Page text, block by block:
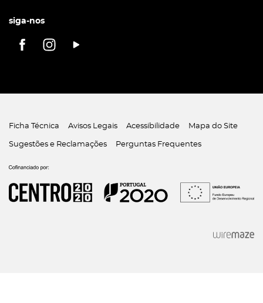
siga-nos
Ficha Técnica Avisos Legais Acessibilidade Mapa do Site
Sugestões e Reclamações Perguntas Frequentes